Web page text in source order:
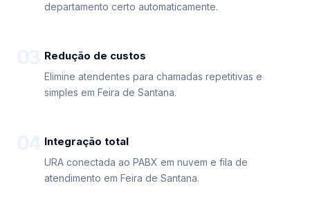
departamento certo automaticamente.
Redução de custos
Elimine atendentes para chamadas repetitivas e
simples em Feira de Santana.
Integração total
URA conectada ao PABX em nuvem e fila de
atendimento em Feira de Santana.